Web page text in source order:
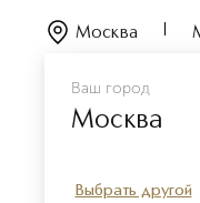
Ваш город
Москва
Выбрать другой
Москва